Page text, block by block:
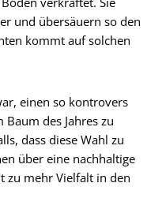
und übersäuern so den
kommt auf solchen
einen so kontrovers
des Jahres zu
dass diese Wahl zu
über eine nachhaltige
zu mehr Vielfalt in den